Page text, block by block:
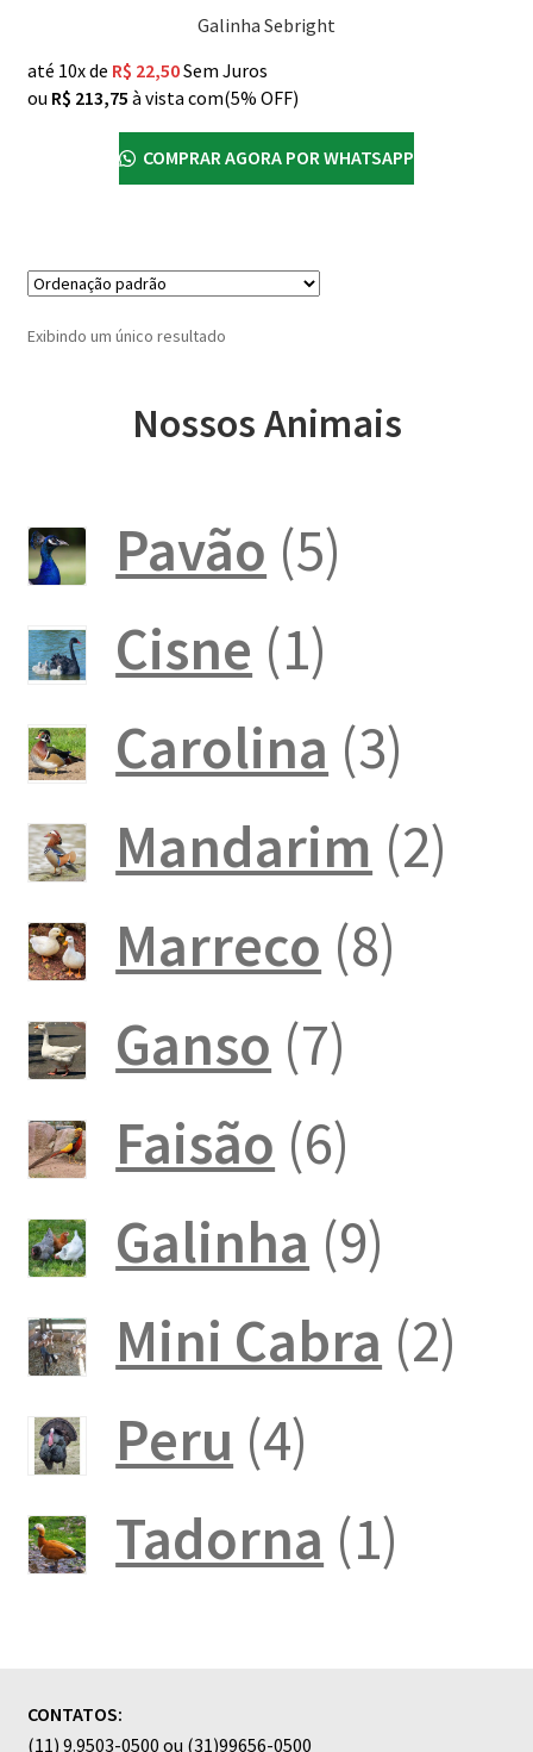
Galinha Sebright
até 10x de R$ 22,50Sem Juros
ou R$ 213,75 à vista com(5% OFF)
COMPRAR AGORA POR WHATSAPP
Exibindo um único resultado
Nossos Animais
Pavão 55
Cisne 11
produto
Carolina 33
Mandarim 22
Marreco 88
Ganso 77
Faisão 66
Galinha 99
Mini Cabra 22
Peru 44
produtos
Tadorna 11
CONTATOS:
(11) 9.9503-0500 ou (31)99656-0500